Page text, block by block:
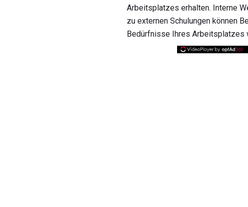
Arbeitsplatzes erhalten. Interne
zu externen Schulungen können
Bedürfnisse Ihres Arbeitsplatzes